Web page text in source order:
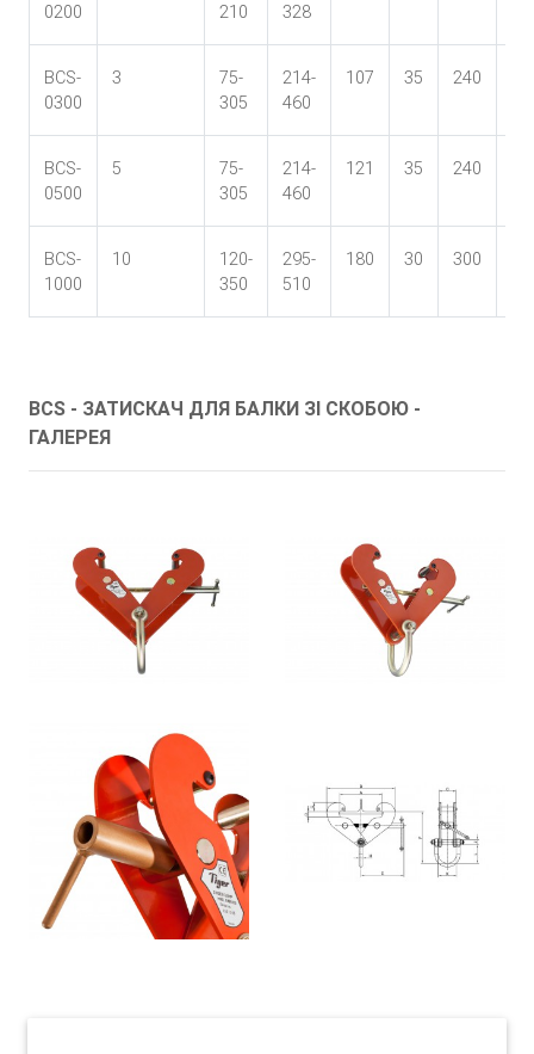
0200
210
328
BCS-
0300
3
75-
305
214-
460
107 35 240
BCS-
0500
5
75-
305
214-
460
121 35 240
BCS-
1000
10
120-
350
295-
510
180 30 300
BCS - ЗАТИСКАЧ ДЛЯ БАЛКИ ЗІ СКОБОЮ -
ГАЛЕРЕЯ